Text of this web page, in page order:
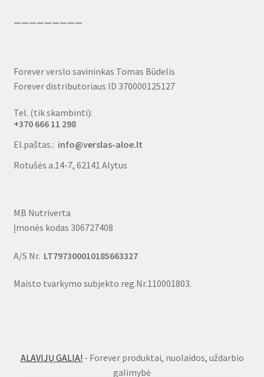
—————————
Forever verslo savininkas Tomas Būdelis
Forever distributoriaus ID 370000125127
Tel. (tik skambinti):
+370 666 11 298
El.paštas.: info@verslas-aloe.lt
Rotušės a.14-7, 62141 Alytus
MB Nutriverta
Įmonės kodas 306727408
A/S Nr. LT797300010185663327
Maisto tvarkymo subjekto reg.Nr.110001803.
ALAVIJŲ GALIA! - Forever produktai, nuolaidos, uždarbio
galimybė